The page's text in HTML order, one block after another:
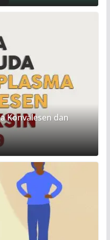
Konvalesen dan